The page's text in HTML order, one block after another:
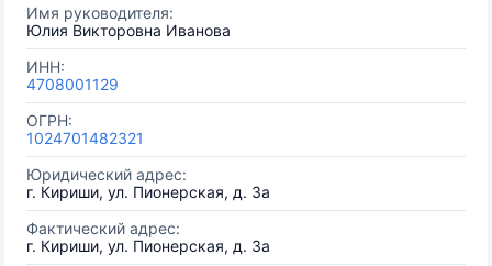
Имя руководителя:
Юлия Викторовна Иванова
ИНН:
4708001129
ОГРН:
1024701482321
Юридический адрес:
г. Кириши, ул. Пионерская, д. 3а
Фактический адрес:
г. Кириши, ул. Пионерская, д. 3а